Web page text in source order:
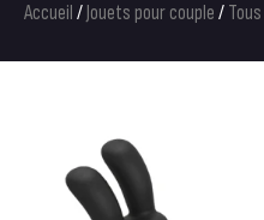
Accueil /Jouets pour couple / Tous